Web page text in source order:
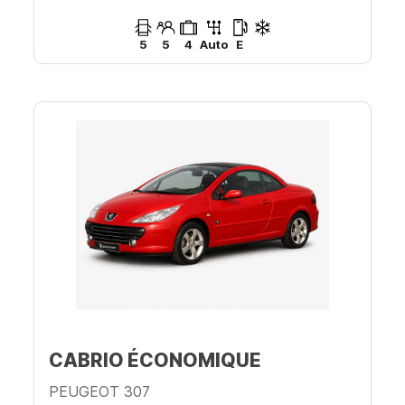
5 5 4 Auto E
CABRIO ÉCONOMIQUE
PEUGEOT 307